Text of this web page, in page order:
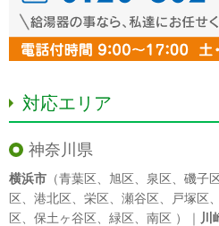
対応エリア
神奈川県
横浜市 （青葉区 旭区 泉区 磯子
区
港北区 栄区 瀬谷区 戸塚区
区
保土ヶ谷区 緑区 南区 ）｜ 川